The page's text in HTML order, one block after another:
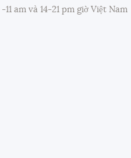
-11 am và 14-21 pm giờ Việt Nam